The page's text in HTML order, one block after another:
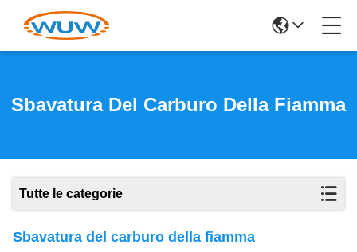
Sbavatura Del Carburo Della Fiamma
Tutte le categorie
Sbavatura del carburo della fiamma